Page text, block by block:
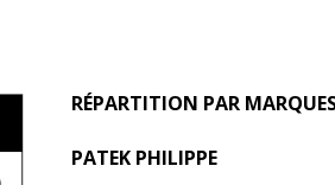
RÉPARTITION PAR
PATEK PHILIPPE